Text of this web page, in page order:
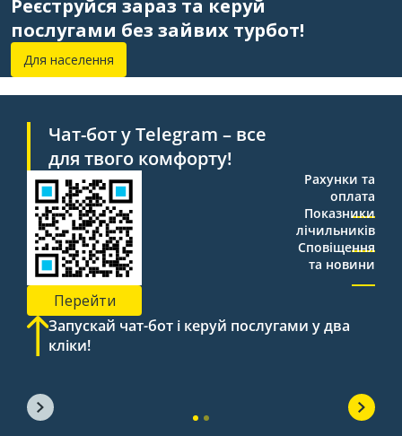
Реєструйся зараз та керуй
послугами без зайвих турбот!
Для населення
Чат-бот у Telegram – все
для твого комфорту!
Перейти
Рахунки та
оплата
Показники
лічильників
Сповіщення
та новини
Запускай чат-бот і керуй послугами у два
кліки!